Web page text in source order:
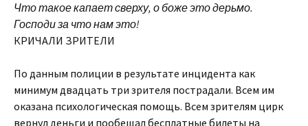
Что такое капает сверху, о боже это дерьмо.
Господи за что нам это!
КРИЧАЛИ ЗРИТЕЛИ
По данным полиции в результате инцидента как
минимум двадцать три зрителя пострадали. Всем им
оказана психологическая помощь. Всем зрителям цирк
вернул деньги и пообещал бесплатные билеты на